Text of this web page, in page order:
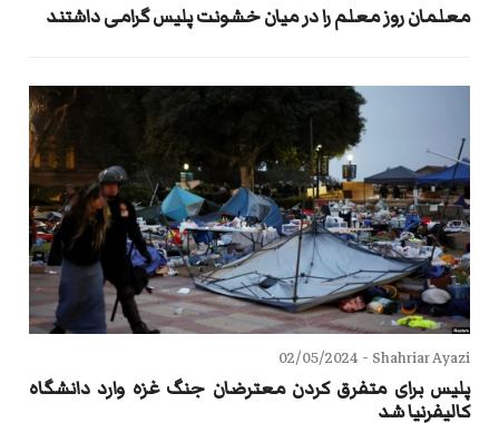
معلمان روز معلم را در میان خشونت پلیس گرامی داشتند
Shahriar Ayazi -
02/05/2024
پلیس برای متفرق کردن معترضان جنگ غزه وارد دانشگاه
کالیفرنیا شد